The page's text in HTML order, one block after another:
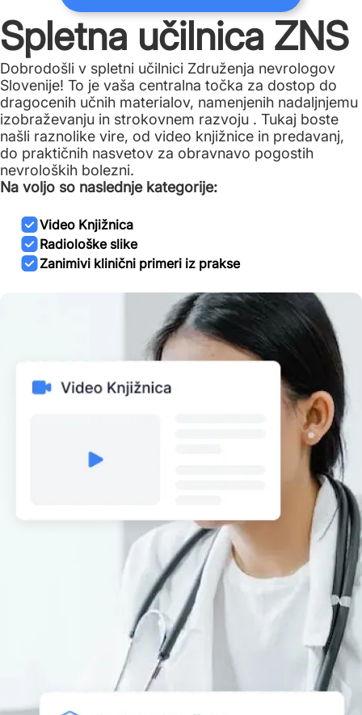
Spletna učilnica ZNS
Dobrodošli v spletni učilnici Združenja nevrologov
Slovenije! To je vaša centralna točka za dostop do
dragocenih učnih materialov, namenjenih nadaljnjemu
izobraževanju in strokovnem razvoju . Tukaj boste
našli raznolike vire, od video knjižnice in predavanj,
do praktičnih nasvetov za obravnavo pogostih
nevroloških bolezni.
Na voljo so naslednje kategorije:
Video Knjižnica
Radiološke slike
Zanimivi klinični primeri iz prakse